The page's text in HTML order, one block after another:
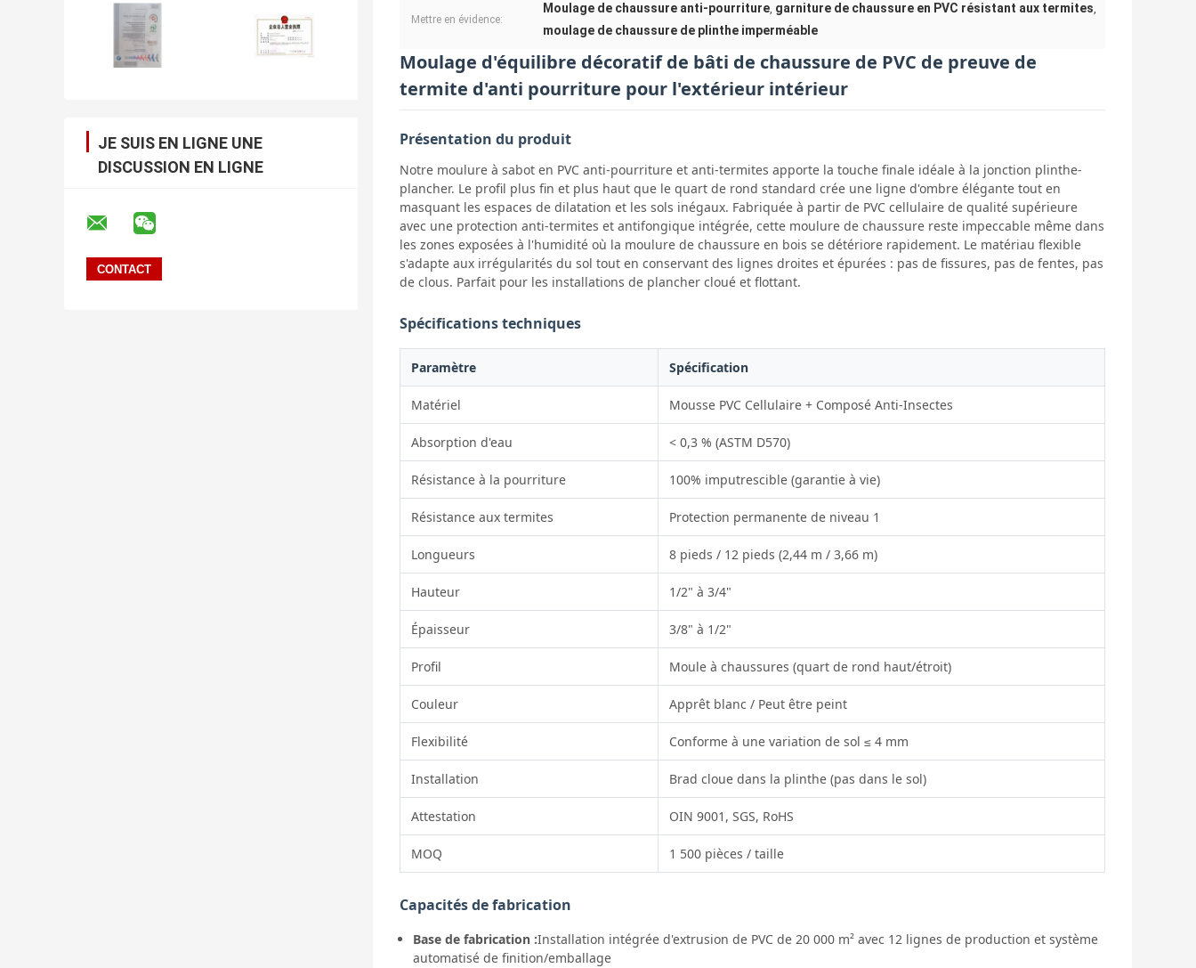
JE SUIS EN LIGNE UNE
DISCUSSION EN LIGNE
Mettre en évidence:
Moulage de chaussure anti-pourriture, garniture de chaussure en PVC résistant aux termites,
moulage de chaussure de plinthe imperméable
Moulage d'équilibre décoratif de bâti de chaussure de PVC de preuve de
termite d'anti pourriture pour l'extérieur intérieur
Présentation du produit
Notre moulure à sabot en PVC anti-pourriture et anti-termites apporte la touche finale idéale à la jonction plinthe-
plancher. Le profil plus fin et plus haut que le quart de rond standard crée une ligne d'ombre élégante tout en
masquant les espaces de dilatation et les sols inégaux. Fabriquée à partir de PVC cellulaire de qualité supérieure
avec une protection anti-termites et antifongique intégrée, cette moulure de chaussure reste impeccable même dans
les zones exposées à l'humidité où la moulure de chaussure en bois se détériore rapidement. Le matériau flexible
s'adapte aux irrégularités du sol tout en conservant des lignes droites et épurées : pas de fissures, pas de fentes, pas
de clous. Parfait pour les installations de plancher cloué et flottant.
Spécifications techniques
Paramètre Spécification
Matériel Mousse PVC Cellulaire + Composé Anti-Insectes
Absorption d'eau < 0,3 % (ASTM D570)
Résistance à la pourriture 100% imputrescible (garantie à vie)
Résistance aux termites Protection permanente de niveau 1
Longueurs 8 pieds / 12 pieds (2,44 m / 3,66 m)
Hauteur 1/2" à 3/4"
Épaisseur 3/8" à 1/2"
Profil Moule à chaussures (quart de rond haut/étroit)
Couleur Apprêt blanc / Peut être peint
Flexibilité Conforme à une variation de sol ≤ 4 mm
Installation Brad cloue dans la plinthe (pas dans le sol)
Attestation OIN 9001, SGS, RoHS
MOQ 1 500 pièces / taille
Capacités de fabrication
Base de fabrication :Installation intégrée d'extrusion de PVC de 20 000 m² avec 12 lignes de production et système
automatisé de finition/emballage